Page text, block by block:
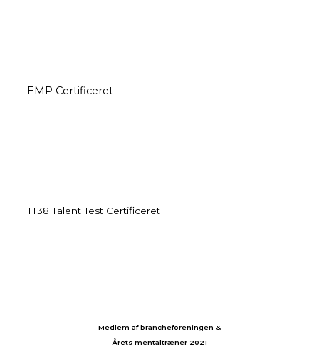
EMP Certificeret
TT38 Talent Test Certificeret
Medlem af brancheforeningen &
Årets mentaltræner 2021